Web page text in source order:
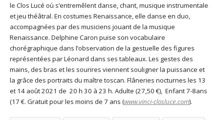
le Clos Lucé où s’entremêlent danse, chant, musique instrumentale
et jeu théâtral. En costumes Renaissance, elle danse en duo,
accompagnées par des musiciens jouant de la musique
Renaissance. Delphine Caron puise son vocabulaire
chorégraphique dans l’observation de la gestuelle des figures
représentées par Léonard dans ses tableaux. Les gestes des
mains, des bras et les sourires viennent souligner la puissance et
la grâce des portraits du maître toscan. Flâneries nocturnes les 13
et 14 août 2021 de 20 h 30 à 23 h. Adulte (27,50 €), Enfant 7-8ans
(17 €. Gratuit pour les moins de 7 ans (www.vinci-closluce.com).